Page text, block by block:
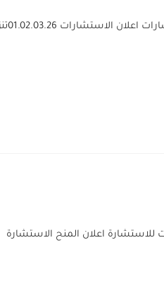
01.02.03.26تنزيل
للاستشارة اعلان المنح الاستشارة